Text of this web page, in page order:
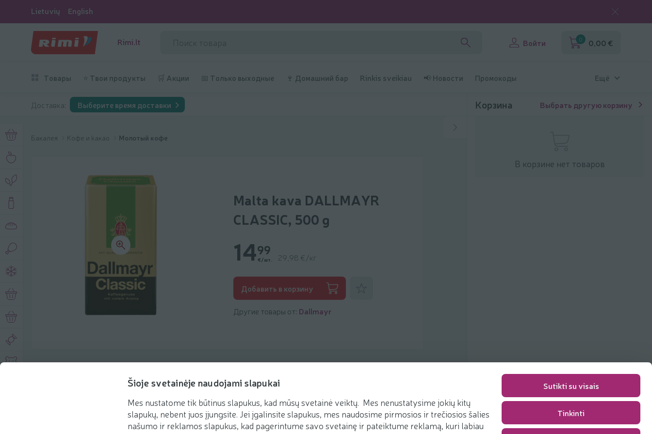
Šioje svetainėje naudojami slapukai
Mes nustatome tik būtinus slapukus, kad mūsų svetainė veiktų. Mes nenustatysime jokių kitų
slapukų, nebent juos įjungsite. Jei įgalinsite slapukus, mes naudosime pirmosios ir trečiosios šalies
našumo ir reklamos slapukus, kad pagerintume savo svetainę ir pateiktume reklamą, kuri labiau
Sutikti su visais
Tinkinti
Lietuvių English
Rimi.lt Войти 0 0,00 €
Товары ⭐ Твои продукты 🛒 Акции 📅 Только выходные 🍷 Домашний бар Rinkis sveikiau 📢 Новости Промокоды Ещё
Доставка: Выберите время доставки
Бакалея Кофе и kакао Молотый кофе
Malta kava DALLMAYR
CLASSIC, 500 g
1499
€/шт. 29,98 €/кг
Добавить в корзину
Другие товары от: Dallmayr
Описание продукта
Рекомендации Рецепты
Корзина Выбрать другую корзину
В корзине нет товаров
Упаковка 0,00 €
Сумма 0,00 €